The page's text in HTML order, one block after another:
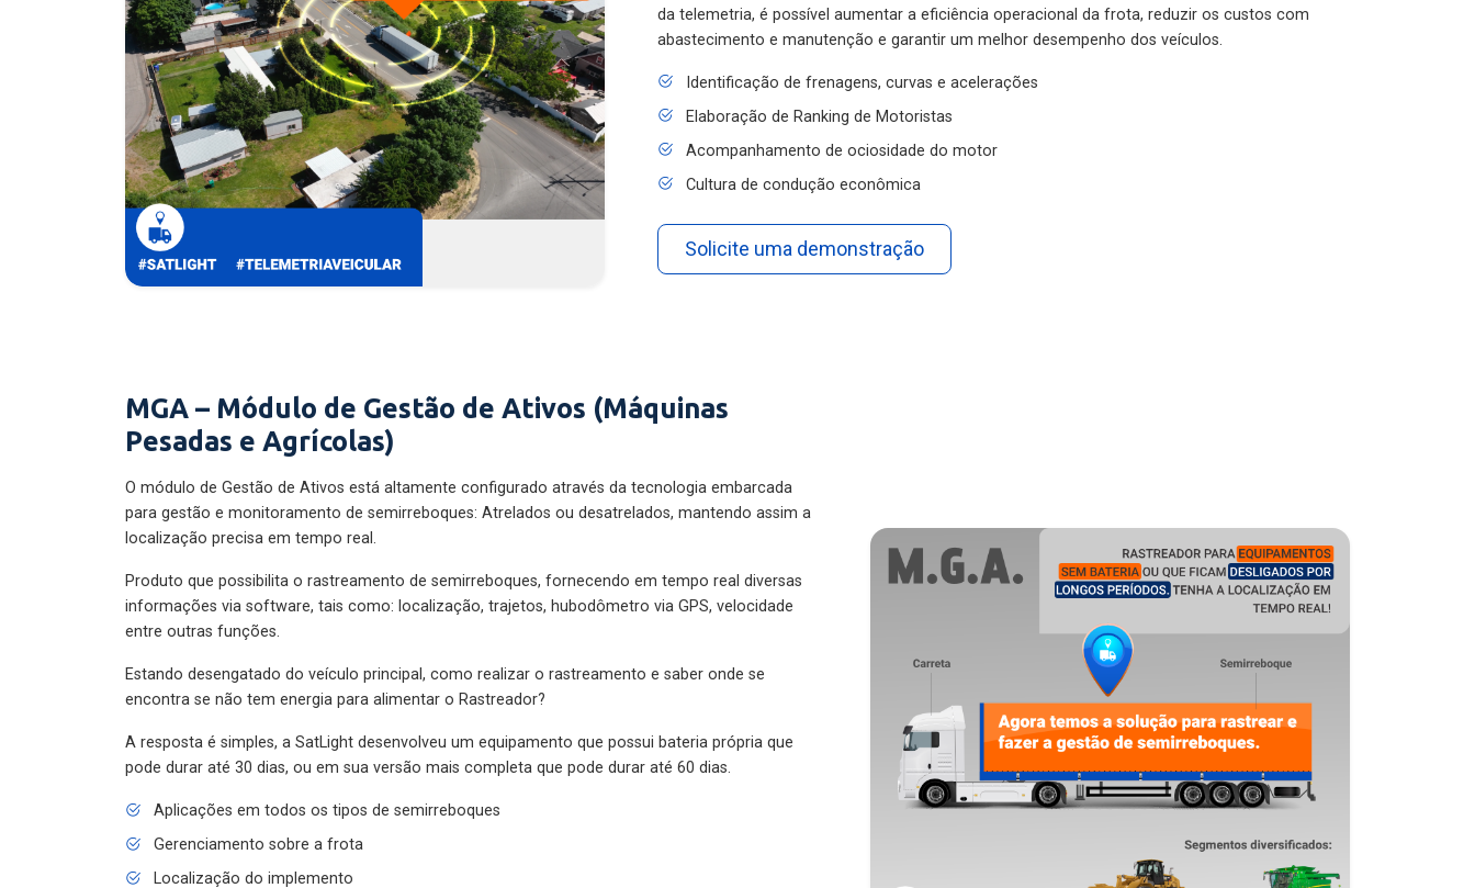
da telemetria, é possível aumentar a eficiência operacional da frota, reduzir os custos com
abastecimento e manutenção e garantir um melhor desempenho dos veículos.
Identificação de frenagens, curvas e acelerações
Elaboração de Ranking de Motoristas
Acompanhamento de ociosidade do motor
Cultura de condução econômica
Solicite uma demonstração
MGA – Módulo de Gestão de Ativos (Máquinas
Pesadas e Agrícolas)
O módulo de Gestão de Ativos está altamente configurado através da tecnologia embarcada
para gestão e monitoramento de semirreboques: Atrelados ou desatrelados, mantendo assim a
localização precisa em tempo real.
Produto que possibilita o rastreamento de semirreboques, fornecendo em tempo real diversas
informações via software, tais como: localização, trajetos, hubodômetro via GPS, velocidade
entre outras funções.
Estando desengatado do veículo principal, como realizar o rastreamento e saber onde se
encontra se não tem energia para alimentar o Rastreador?
A resposta é simples, a SatLight desenvolveu um equipamento que possui bateria própria que
pode durar até 30 dias, ou em sua versão mais completa que pode durar até 60 dias.
Aplicações em todos os tipos de semirreboques
Gerenciamento sobre a frota
Localização do implemento